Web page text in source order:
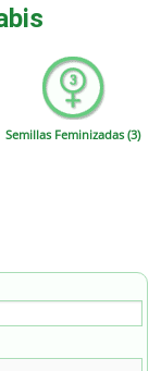
Semillas Feminizadas (3)